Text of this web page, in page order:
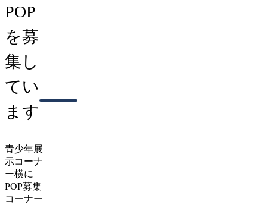
POP
を募
集し
てい
ます
青少年展
示コーナ
ー横に
POP募集
コーナー